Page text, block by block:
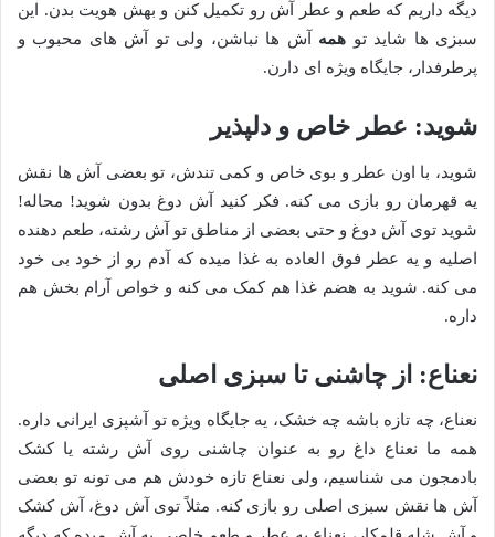
دیگه داریم که طعم و عطر آش رو تکمیل کنن و بهش هویت بدن. این
سبزی ها شاید تو همه آش ها نباشن، ولی تو آش های محبوب و
پرطرفدار، جایگاه ویژه ای دارن.
شوید: عطر خاص و دلپذیر
شوید، با اون عطر و بوی خاص و کمی تندش، تو بعضی آش ها نقش
یه قهرمان رو بازی می کنه. فکر کنید آش دوغ بدون شوید! محاله!
شوید توی آش دوغ و حتی بعضی از مناطق تو آش رشته، طعم دهنده
اصلیه و یه عطر فوق العاده به غذا میده که آدم رو از خود بی خود
می کنه. شوید به هضم غذا هم کمک می کنه و خواص آرام بخش هم
داره.
نعناع: از چاشنی تا سبزی اصلی
نعناع، چه تازه باشه چه خشک، یه جایگاه ویژه تو آشپزی ایرانی داره.
همه ما نعناع داغ رو به عنوان چاشنی روی آش رشته یا کشک
بادمجون می شناسیم، ولی نعناع تازه خودش هم می تونه تو بعضی
آش ها نقش سبزی اصلی رو بازی کنه. مثلاً توی آش دوغ، آش کشک